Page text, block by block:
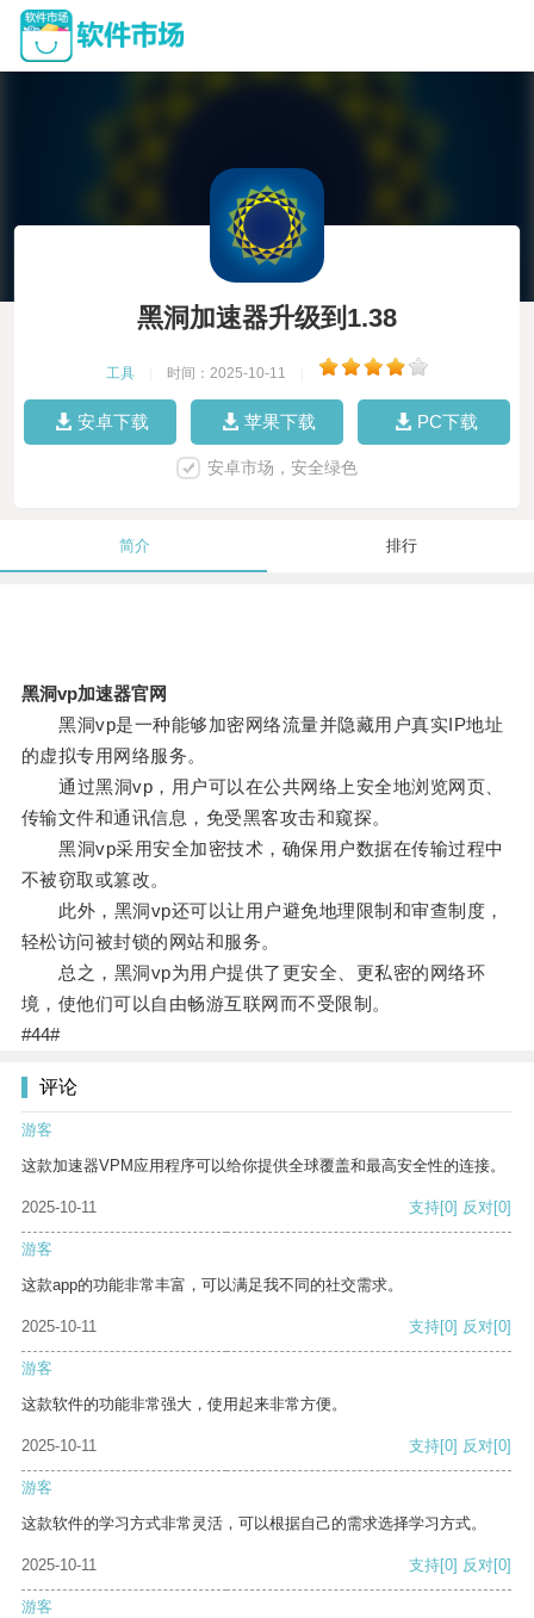
黑洞加速器升级到1.38
工具 时间：2025-10-11
安卓下载 苹果下载 PC下载
安卓市场，安全绿色
简介 排行
黑洞vp加速器官网
黑洞vp是一种能够加密网络流量并隐藏用户真实IP地址
的虚拟专用网络服务。
通过黑洞vp，用户可以在公共网络上安全地浏览网页、
传输文件和通讯信息，免受黑客攻击和窥探。
黑洞vp采用安全加密技术，确保用户数据在传输过程中
不被窃取或篡改。
此外，黑洞vp还可以让用户避免地理限制和审查制度，
轻松访问被封锁的网站和服务。
总之，黑洞vp为用户提供了更安全、更私密的网络环
境，使他们可以自由畅游互联网而不受限制。
#44#
评论
游客
这款加速器VPM应用程序可以给你提供全球覆盖和最高安全性的连接。
2025-10-11 支持[0] 反对[0]
游客
这款app的功能非常丰富，可以满足我不同的社交需求。
2025-10-11 支持[0] 反对[0]
游客
这款软件的功能非常强大，使用起来非常方便。
2025-10-11 支持[0] 反对[0]
游客
这款软件的学习方式非常灵活，可以根据自己的需求选择学习方式。
2025-10-11 支持[0] 反对[0]
游客